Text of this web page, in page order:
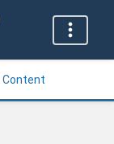
Content